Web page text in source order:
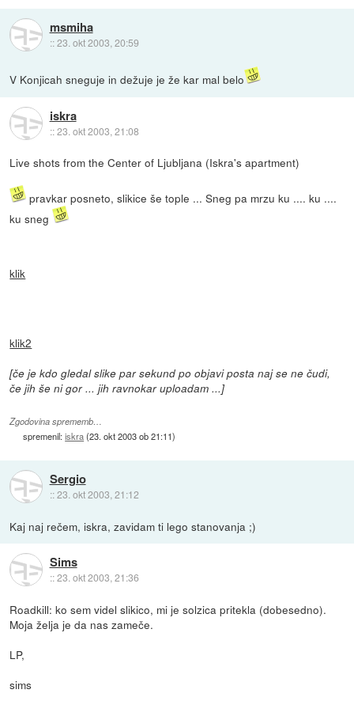
msmiha
::23. okt 2003, 20:59
V Konjicah sneguje in dežuje je že kar mal belo
iskra
::23. okt 2003, 21:08
Live shots from the Center of Ljubljana (Iskra's apartment)
pravkar posneto, slikice še tople ... Sneg pa mrzu ku .... ku ....
ku sneg
klik
klik2
[če je kdo gledal slike par sekund po objavi posta naj se ne čudi,
če jih še ni gor ... jih ravnokar uploadam ...]
Zgodovina sprememb…
spremenil:iskra(23. okt 2003 ob 21:11)
Sergio
::23. okt 2003, 21:12
Kaj naj rečem, iskra, zavidam ti lego stanovanja ;)
Sims
::23. okt 2003, 21:36
Roadkill: ko sem videl slikico, mi je solzica pritekla (dobesedno).
Moja želja je da nas zameče.
LP,
sims